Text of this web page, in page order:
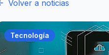
Volver a noticias
Tecnología